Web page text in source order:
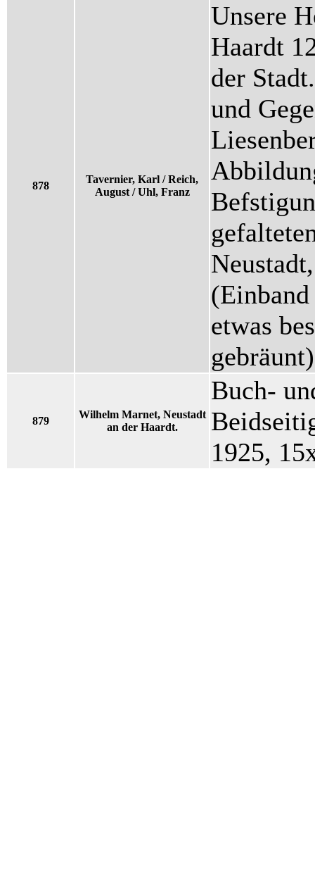
878
Tavernier, Karl / Reich,
August / Uhl, Franz
Unsere
Haardt
der
und
etwas
gebräunt)
879
Wilhelm Marnet, Neustadt
an der Haardt.
Buch-
1925,